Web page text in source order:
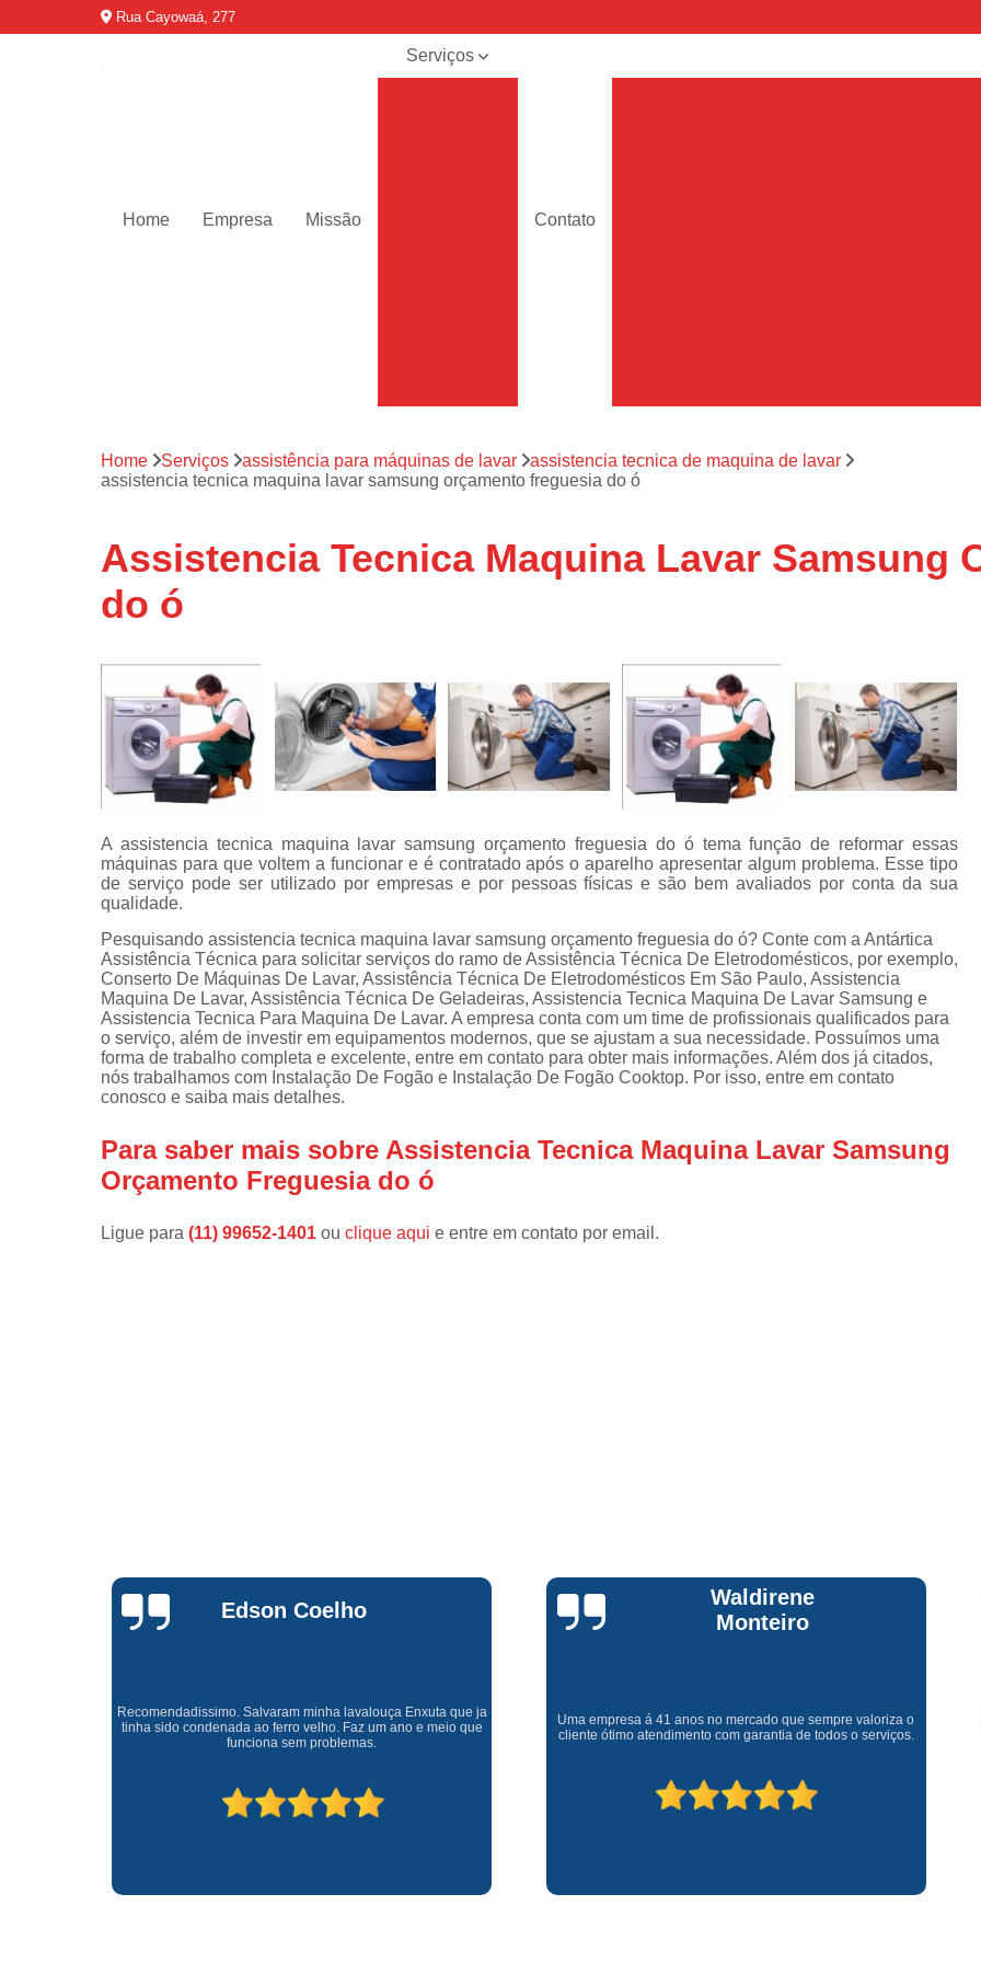
Rua Cayowaá, 277
Home Empresa Missão
Serviços
refrigeradores
técnica de
secadoras
fogão
máquinas de
lavar
Consertos de
adega
expositoras
Instalação de
Instalação de
máquinas de
lavar roupa
Instalações de
lava e seca
Manutenções
em freezer
Contato
Assistencia Tecnica
Assistencia Tecnica Ar
Assistencia Tecnica
Assistencia Tecnica de
Assistencia Tecnica
Assistencia Tecnica para Ar Condicionado
Assistencia Tecnica de Geladeira Electrolux
Assistencia Tecnica Geladeira
Assistencia Tecnica Resfriar Geladeira
Electrolux Geladeira Assistencia
Assistencia Tecnica de Refrigerador Electrolux
Assistencia Tecnica Refrigerador
Assistencia Tecnica
Assistencia Tecnica Refrigerador Electrolux
Assistencia Tecnica Lavadora Secadora
Assistencia Tecnica Maquina Secadora
Assistencia Tecnica
Assistencia Tecnica
Assistencia Tecnica Forno Microondas
Conserto de Maquina de Lavar
Conserto Maquina de Lavar
Conserto Maquina Lavar Roupa
Home Serviços assistência para máquinas de lavar
assistencia tecnica de maquina de lavar
assistencia tecnica maquina lavar samsung orçamento freguesia do ó
Assistencia Tecnica Maquina Lavar Samsung
do ó
A assistencia tecnica maquina lavar samsung orçamento freguesia do ó tema função de reformar essas
máquinas para que voltem a funcionar e é contratado após o aparelho apresentar algum problema. Esse tipo
de serviço pode ser utilizado por empresas e por pessoas físicas e são bem avaliados por conta da sua
qualidade.
Pesquisando assistencia tecnica maquina lavar samsung orçamento freguesia do ó? Conte com a Antártica
Assistência Técnica para solicitar serviços do ramo de Assistência Técnica De Eletrodomésticos, por exemplo,
Conserto De Máquinas De Lavar, Assistência Técnica De Eletrodomésticos Em São Paulo, Assistencia
Maquina De Lavar, Assistência Técnica De Geladeiras, Assistencia Tecnica Maquina De Lavar Samsung e
Assistencia Tecnica Para Maquina De Lavar. A empresa conta com um time de profissionais qualificados para
o serviço, além de investir em equipamentos modernos, que se ajustam a sua necessidade. Possuímos uma
forma de trabalho completa e excelente, entre em contato para obter mais informações. Além dos já citados,
nós trabalhamos com Instalação De Fogão e Instalação De Fogão Cooktop. Por isso, entre em contato
conosco e saiba mais detalhes.
Para saber mais sobre Assistencia Tecnica Maquina Lavar Samsung
Orçamento Freguesia do ó
Ligue para (11) 99652-1401 ou clique aqui e entre em contato por email.
Waldirene
Monteiro
Uma empresa á 41 anos no mercado que sempre valoriza o
cliente ótimo atendimento com garantia de todos o serviços.
Claúdia
Andrullis
telefônico (q hj infelizmente é um problema), e a eficiência do
técnico Sr Henrique na solução do problema da minha lava e
seca q minha família não vive mais sem. #recomendo os